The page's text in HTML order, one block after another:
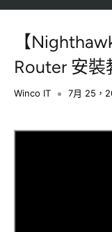
【
Router 安裝
Winco IT 7月 25，